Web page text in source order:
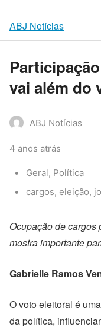
ABJ Notícias
vai além do
ABJ Notícias
4 anos atrás
Categories:
Geral, Política
Tags:
cargos, eleição,
Ocupação de
mostra importante
Gabrielle Ramos
O voto eleitoral é
da política,